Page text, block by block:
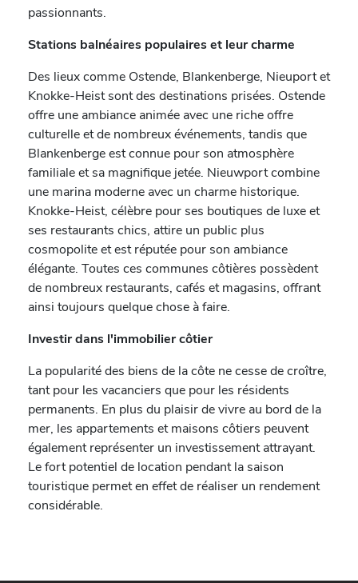
passionnants.
Stations balnéaires populaires et leur charme
Des lieux comme Ostende, Blankenberge, Nieuport et
Knokke-Heist sont des destinations prisées. Ostende
offre une ambiance animée avec une riche offre
culturelle et de nombreux événements, tandis que
Blankenberge est connue pour son atmosphère
familiale et sa magnifique jetée. Nieuwport combine
une marina moderne avec un charme historique.
Knokke-Heist, célèbre pour ses boutiques de luxe et
ses restaurants chics, attire un public plus
cosmopolite et est réputée pour son ambiance
élégante. Toutes ces communes côtières possèdent
de nombreux restaurants, cafés et magasins, offrant
ainsi toujours quelque chose à faire.
Investir dans l'immobilier côtier
La popularité des biens de la côte ne cesse de croître,
tant pour les vacanciers que pour les résidents
permanents. En plus du plaisir de vivre au bord de la
mer, les appartements et maisons côtiers peuvent
également représenter un investissement attrayant.
Le fort potentiel de location pendant la saison
touristique permet en effet de réaliser un rendement
considérable.